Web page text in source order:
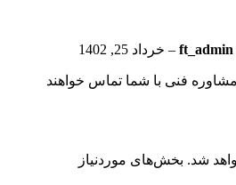
ft_admin
– خرداد 25, 1402
فنی با شما تماس خواهند
شد. بخش‌های موردنیاز